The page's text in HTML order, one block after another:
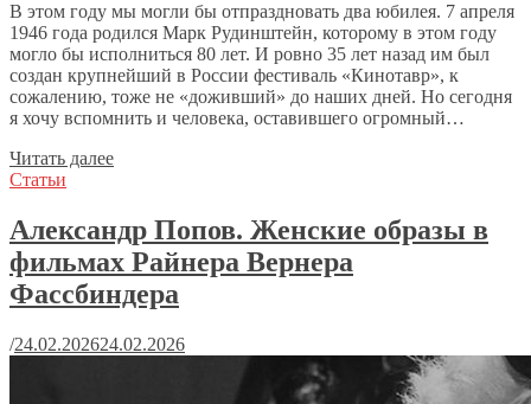
В этом году мы могли бы отпраздновать два юбилея. 7 апреля
1946 года родился Марк Рудинштейн, которому в этом году
могло бы исполниться 80 лет. И ровно 35 лет назад им был
создан крупнейший в России фестиваль «Кинотавр», к
сожалению, тоже не «доживший» до наших дней. Но сегодня
я хочу вспомнить и человека, оставившего огромный…
Читать далее
Статьи
Александр Попов. Женские образы в
фильмах Райнера Вернера
Фассбиндера
/24.02.202624.02.2026